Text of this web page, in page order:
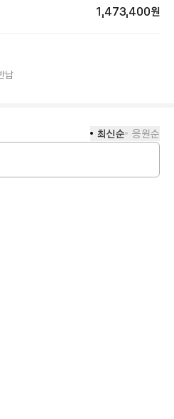
1,473,400원
납
최신순 응원순